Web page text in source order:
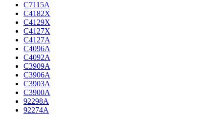
C7115A
C4182X
C4129X
C4127X
C4127A
C4096A
C4092A
C3909A
C3906A
C3903A
C3900A
92298A
92274A